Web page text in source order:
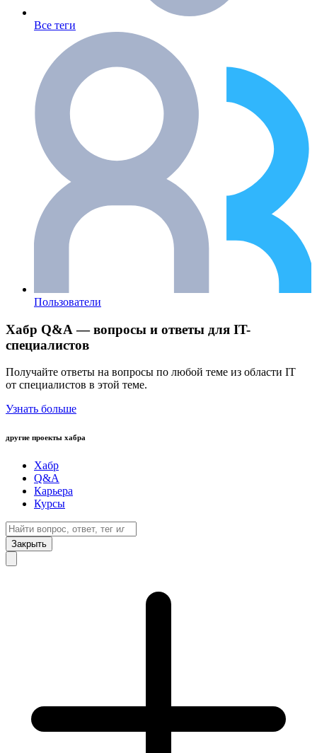
Все теги
Пользователи
Хабр Q&A — вопросы и ответы для IT-
специалистов
Получайте ответы на вопросы по любой теме из области IT
от специалистов в этой теме.
Узнать больше
другие проекты хабра
Хабр
Q&A
Карьера
Курсы
Закрыть